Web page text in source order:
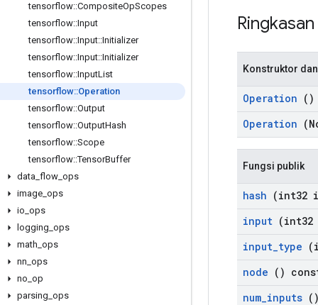
tensorflow::CompositeOpScopes
tensorflow::Input
tensorflow::Input::Initializer
tensorflow::Input::Initializer
tensorflow::InputList
tensorflow::Operation
tensorflow::Output
tensorflow::OutputHash
tensorflow::Scope
tensorflow::TensorBuffer
data flow ops
image ops
io ops
logging ops
math ops
nn ops
no op
parsing ops
Ringkasan
Konstruktor
Operation ()
Operation
Fungsi publik
hash (int32
input
input_type
node ()
num_inputs